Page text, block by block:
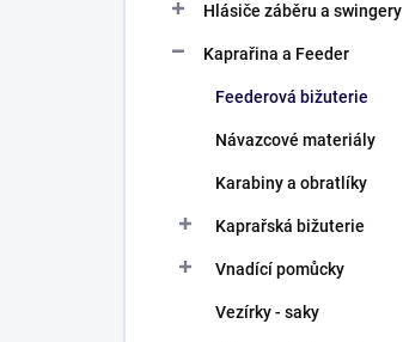
Hlásiče záběru a swingery
Kaprařina a Feeder
Feederová bižuterie
Návazcové materiály
Karabiny a obratlíky
Kaprařská bižuterie
Vnadící pomůcky
Vezírky - saky